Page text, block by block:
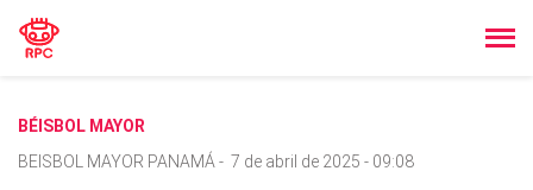
BÉISBOL MAYOR
BEISBOL MAYOR PANAMÁ - 7 de abril de 2025 - 09:08